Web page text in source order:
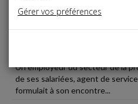
DU RAPPEL À L'ORDRE À LA
Un employeur du secteur de la
de ses salariées, agent de
formulait à son encontre...
Gérer vos préférences